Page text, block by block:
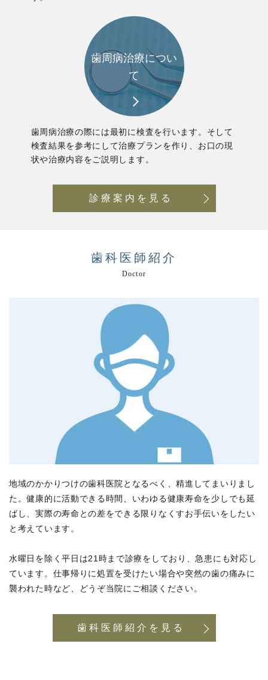
歯周病治療につい
て
歯周病治療の際には最初に検査を行います。そして
検査結果を参考にして治療プランを作り、お口の現
状や治療内容をご説明します。
診療案内を見る
歯科医師紹介
Doctor
地域のかかりつけの歯科医院となるべく、精進してまいりまし
た。健康的に活動できる時間、いわゆる健康寿命を少しでも延
ばし、実際の寿命との差をできる限りなくすお手伝いをしたい
と考えています。
水曜日を除く平日は21時まで診療をしており、急患にも対応し
ています。仕事帰りに処置を受けたい場合や突然の歯の痛みに
襲われた時など、どうぞ当院にご相談ください。
歯科医師紹介を見る